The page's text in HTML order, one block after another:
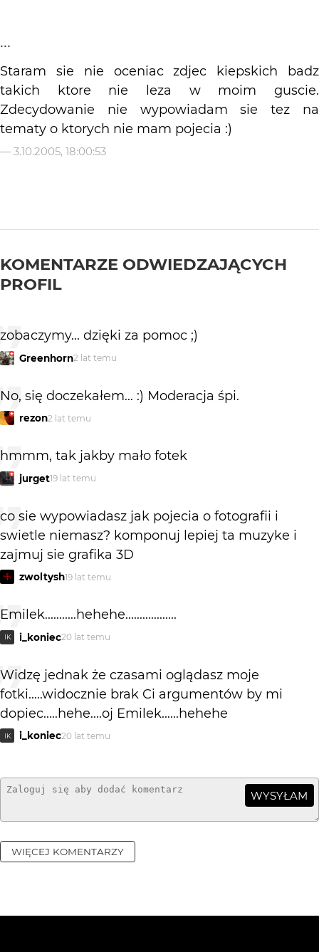
...
Staram sie nie oceniac zdjec kiepskich badz
takich ktore nie leza w moim guscie.
Zdecydowanie nie wypowiadam sie tez na
tematy o ktorych nie mam pojecia :)
— 3.10.2005, 18:00:53
KOMENTARZE ODWIEDZAJĄCYCH
PROFIL
zobaczymy... dzięki za pomoc ;)
Greenhorn2 lat temu
No, się doczekałem... :) Moderacja śpi.
rezon2 lat temu
hmmm, tak jakby mało fotek
jurget19 lat temu
co sie wypowiadasz jak pojecia o fotografii i
swietle niemasz? komponuj lepiej ta muzyke i
zajmuj sie grafika 3D
zwoltysh19 lat temu
Emilek...........hehehe..................
IK i_koniec20 lat temu
Widzę jednak że czasami oglądasz moje
fotki.....widocznie brak Ci argumentów by mi
dopiec.....hehe....oj Emilek......hehehe
IK i_koniec20 lat temu
WYSYŁAM
WIĘCEJ KOMENTARZY